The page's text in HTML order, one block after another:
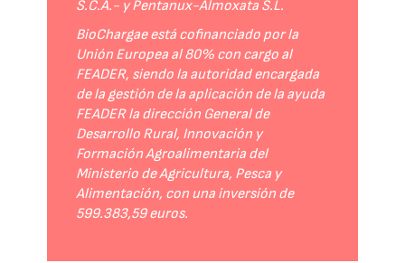
S.C.A.- y Pentanux-Almoxata S.L.
BioChargae está cofinanciado por la
Unión Europea al 80% con cargo al
FEADER, siendo la autoridad encargada
de la gestión de la aplicación de la ayuda
FEADER la dirección General de
Desarrollo Rural, Innovación y
Formación Agroalimentaria del
Ministerio de Agricultura, Pesca y
Alimentación, con una inversión de
599.383,59 euros.